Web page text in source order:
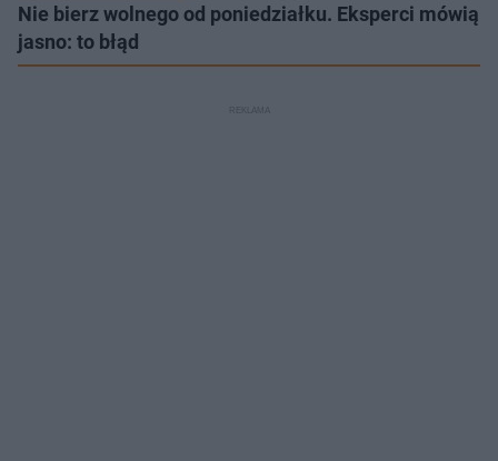
Nie bierz wolnego od poniedziałku. Eksperci mówią
jasno: to błąd